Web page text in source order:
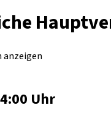
anzeigen
Uhr